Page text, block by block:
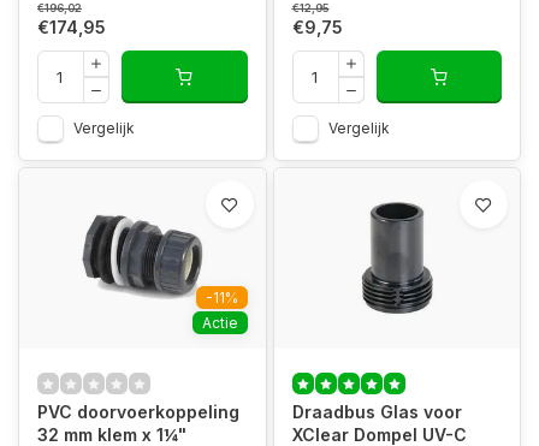
€196,02
€174,95
Vergelijk
€12,95
€9,75
Vergelijk
-11%
Actie
PVC doorvoerkoppeling
32 mm klem x 1¼"
Draadbus Glas voor
XClear Dompel UV-C